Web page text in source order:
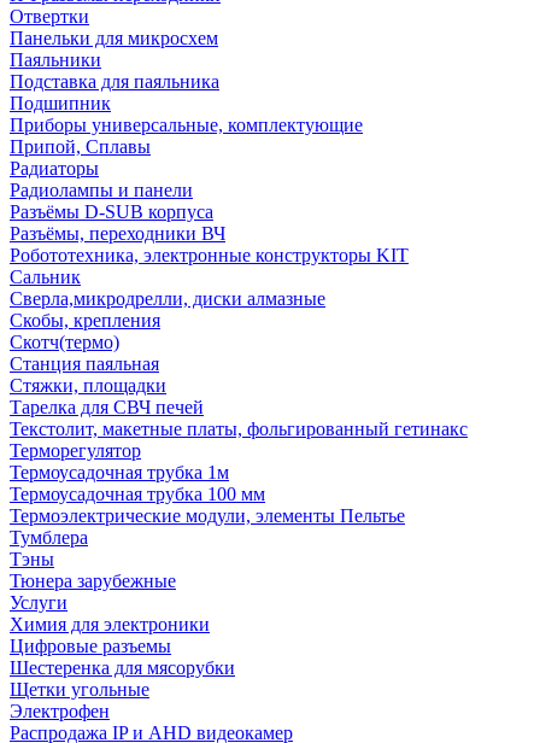
Отвертки
Панельки для микросхем
Паяльники
Подставка для паяльника
Подшипник
Приборы универсальные, комплектующие
Припой, Сплавы
Радиаторы
Радиолампы и панели
Разъёмы D-SUB корпуса
Разъёмы, переходники ВЧ
Робототехника, электронные конструкторы KIT
Сальник
Сверла,микродрелли, диски алмазные
Скобы, крепления
Скотч(термо)
Станция паяльная
Стяжки, площадки
Тарелка для СВЧ печей
Текстолит, макетные платы, фольгированный гетинакс
Терморегулятор
Термоусадочная трубка 1м
Термоусадочная трубка 100 мм
Термоэлектрические модули, элементы Пельтье
Тумблера
Тэны
Тюнера зарубежные
Услуги
Химия для электроники
Цифровые разъемы
Шестеренка для мясорубки
Щетки угольные
Электрофен
Распродажа IP и AHD видеокамер